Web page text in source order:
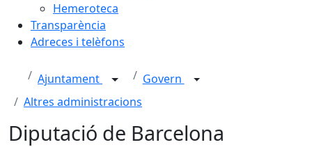
Hemeroteca
Transparència
Adreces i telèfons
Ajuntament
Govern
Altres administracions
Diputació de Barcelona